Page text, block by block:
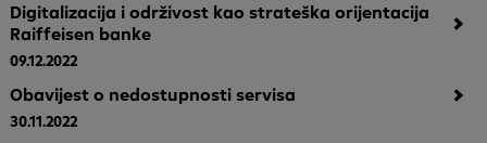
Digitalizacija i održivost kao strateška orijentacija
Raiffeisen banke
09.12.2022
Obavijest o nedostupnosti servisa
30.11.2022